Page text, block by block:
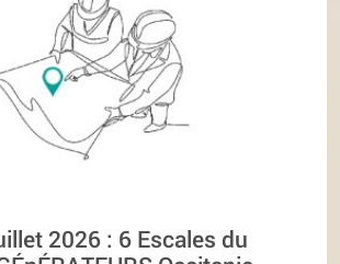
2026 : 6 Escales du